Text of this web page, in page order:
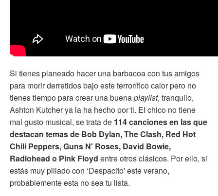
Si tienes planeado hacer una barbacoa con tus amigos
para morir derretidos bajo este terrorífico calor pero no
tienes tiempo para crear una buenaplaylist, tranquilo,
Ashton Kutcher ya la ha hecho por ti. El chico no tiene
mal gusto musical, se trata de 114 canciones en las que
destacan temas de Bob Dylan, The Clash, Red Hot
Chili Peppers, Guns N' Roses, David Bowie,
Radiohead o Pink Floyd entre otros clásicos. Por ello, si
estás muy pillado con ‘Despacito' este verano,
probablemente esta no sea tu lista.